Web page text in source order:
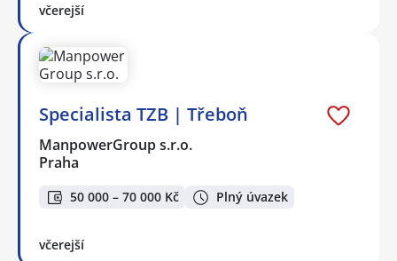
včerejší
Specialista TZB | Třeboň
ManpowerGroup s.r.o.
Praha
50 000 – 70 000 Kč Plný úvazek
včerejší